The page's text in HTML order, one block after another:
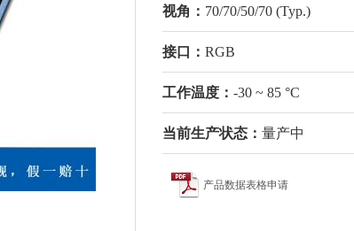
视角： 70/70/50/70 (Typ.)
接口： RGB
工作温度： -30 ~ 85 °C
当前生产状态： 量产中
产品数据表格申请